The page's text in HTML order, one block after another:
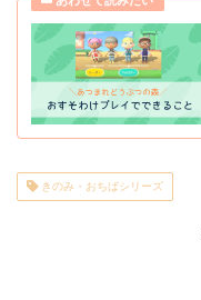
きのみ・おちばシリーズ